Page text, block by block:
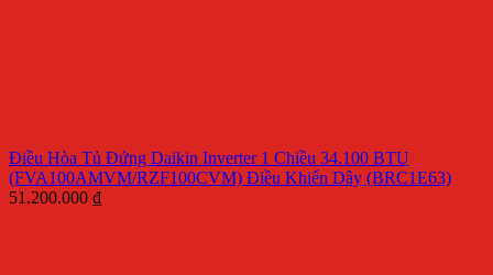
Điều Hòa Tủ Đứng Daikin Inverter 1 Chiều 34.100 BTU
(FVA100AMVM/RZF100CVM) Điều Khiển Dây (BRC1E63)
51.200.000 ₫